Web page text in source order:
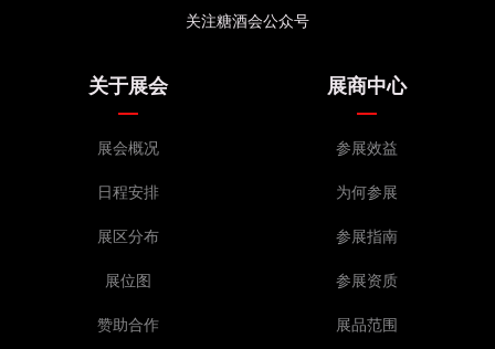
10F109T 安徽国驾贸易有限公司
10G095T 仕禾（上海）国际贸易有限公司
10G096T 福建凯马国际贸易有限公司
10G099T 新疆中酒公司
10G100T,10G103T 西味国际贸易（广州）有限公司
10G108T 芙维特（深圳）进出口贸易有限公司
10G110T 广州野城酒具用品有限公司
10G114T 深圳市中金品进出口有限公司
12F065T,12F066T 山东阳春啤酒有限公司
12F070T 福思乐国际酒业（北京）有限公司
12F076T,12E075T 广州英将传奇国际贸易有限公司
12F079T 河南爱杞枣食品有限公司
12F083T,12G085T 杭州巴荔品牌管理有限公司
12F084T 含山星威啤酒有限公司
12F091T 厦门世展星宏进出口有限公司
关注糖酒会公众号
关于展会
展会概况
日程安排
展区分布
展位图
赞助合作
展商中心
参展效益
为何参展
参展指南
参展资质
展品范围